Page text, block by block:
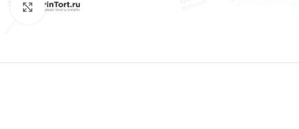
Нажмите, чтобы увеличить изображение